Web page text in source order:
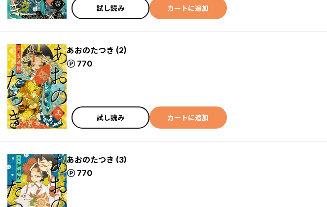
試し読み カートに追加
あおのたつき (2)
770
ポイント
試し読み カートに追加
あおのたつき (3)
770
ポイント